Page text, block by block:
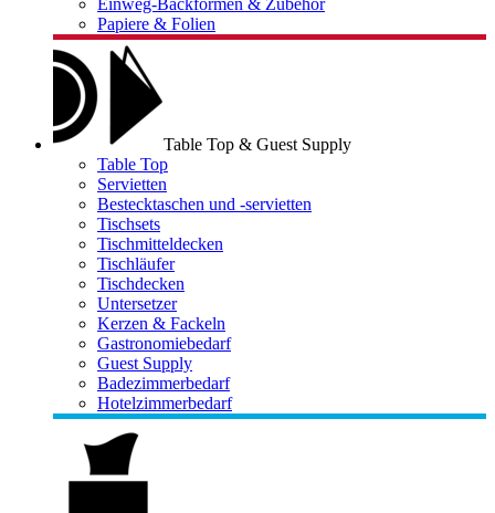
Einweg-Backformen & Zubehör
Papiere & Folien
Table Top & Guest Supply
Table Top
Servietten
Bestecktaschen und -servietten
Tischsets
Tischmitteldecken
Tischläufer
Tischdecken
Untersetzer
Kerzen & Fackeln
Gastronomiebedarf
Guest Supply
Badezimmerbedarf
Hotelzimmerbedarf